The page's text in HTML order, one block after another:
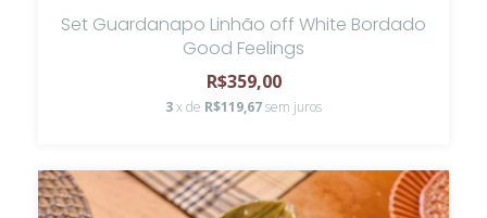
Set Guardanapo Linhão off White Bordado
Good Feelings
R$359,00
3x de R$119,67sem juros